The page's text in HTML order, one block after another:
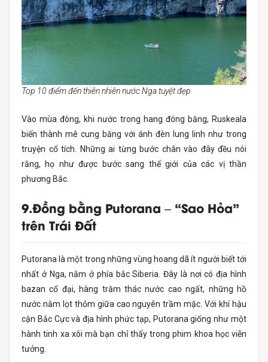
Top 10 điểm đến thiên nhiên nước Nga tuyệt đẹp
Vào mùa đông, khi nước trong hang đóng băng, Ruskeala
biến thành mê cung băng với ánh đèn lung linh như trong
truyện cổ tích. Những ai từng bước chân vào đây đều nói
rằng, họ như được bước sang thế giới của các vị thần
phương Bắc.
9.Đồng bằng Putorana – “Sao Hỏa”
trên Trái Đất
Putorana là một trong những vùng hoang dã ít người biết tới
nhất ở Nga, nằm ở phía bắc Siberia. Đây là nơi có địa hình
bazan cổ đại, hàng trăm thác nước cao ngất, những hồ
nước nằm lọt thỏm giữa cao nguyên trầm mặc. Với khí hậu
cận Bắc Cực và địa hình phức tạp, Putorana giống như một
hành tinh xa xôi mà bạn chỉ thấy trong phim khoa học viễn
tưởng.